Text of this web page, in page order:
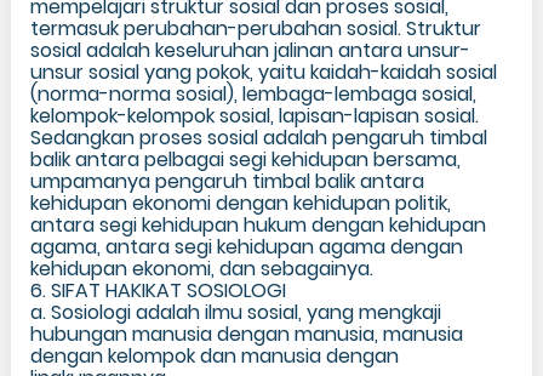
mempelajari struktur sosial dan proses sosial,
termasuk perubahan-perubahan sosial. Struktur
sosial adalah keseluruhan jalinan antara unsur-
unsur sosial yang pokok, yaitu kaidah-kaidah sosial
(norma-norma sosial), lembaga-lembaga sosial,
kelompok-kelompok sosial, lapisan-lapisan sosial.
Sedangkan proses sosial adalah pengaruh timbal
balik antara pelbagai segi kehidupan bersama,
umpamanya pengaruh timbal balik antara
kehidupan ekonomi dengan kehidupan politik,
antara segi kehidupan hukum dengan kehidupan
agama, antara segi kehidupan agama dengan
kehidupan ekonomi, dan sebagainya.
6. SIFAT HAKIKAT SOSIOLOGI
a. Sosiologi adalah ilmu sosial, yang mengkaji
hubungan manusia dengan manusia, manusia
dengan kelompok dan manusia dengan